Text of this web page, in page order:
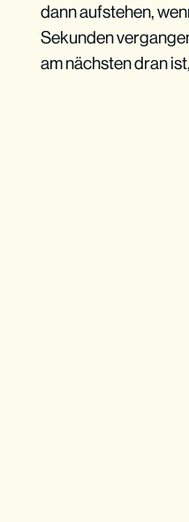
dann aufstehen,
Sekunden
am nächsten dran